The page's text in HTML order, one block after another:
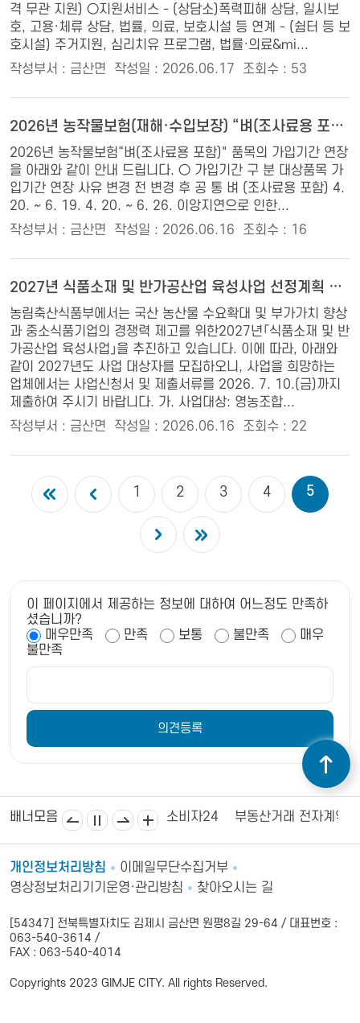
격 무관 지원) ○지원서비스 - (상담소)폭력피해 상담, 일시보
호, 고용·체류 상담, 법률, 의료, 보호시설 등 연계 - (쉼터 등 보
호시설) 주거지원, 심리치유 프로그램, 법률·의료&mi...
작성부서 : 금산면
작성일 : 2026.06.17 조회수 : 53
2026년 농작물보험(재해·수입보장) “벼(조사료용 포함)” 품목 가입기간 연장 알림
2026년 농작물보험“벼(조사료용 포함)" 품목의 가입기간 연장
을 아래와 같이 안내 드립니다. ○ 가입기간 구 분 대상품목 가
입기간 연장 사유 변경 전 변경 후 공 통 벼 (조사료용 포함) 4.
20. ~ 6. 19. 4. 20. ~ 6. 26. 이앙지연으로 인한...
작성부서 : 금산면
작성일 : 2026.06.16 조회수 : 16
2027년 식품소재 및 반가공산업 육성사업 선정계획 및 신청 안내
농림축산식품부에서는 국산 농산물 수요확대 및 부가가치 향상
과 중소식품기업의 경쟁력 제고를 위한2027년「식품소재 및 반
가공산업 육성사업」을 추진하고 있습니다. 이에 따라, 아래와
같이 2027년도 사업 대상자를 모집하오니, 사업을 희망하는
업체에서는 사업신청서 및 제출서류를 2026. 7. 10.(금)까지
제출하여 주시기 바랍니다. 가. 사업대상: 영농조합...
작성부서 : 금산면
작성일 : 2026.06.16 조회수 : 22
1 2 3 4 5
이 페이지에서 제공하는 정보에 대하여 어느정도 만족하
셨습니까?
매우만족
만족 보통 불만족
매우
불만족
배너모음
상공회의소 김제시의회 소비자24 부동산거래 전자계약
개인정보처리방침
이메일무단수집거부
영상정보처리기기운영·관리방침
찾아오시는 길
[54347] 전북특별자치도 김제시 금산면 원평8길 29-64 / 대표번호 :
063-540-3614 /
FAX : 063-540-4014
Copyrights 2023 GIMJE CITY. All rights Reserved.